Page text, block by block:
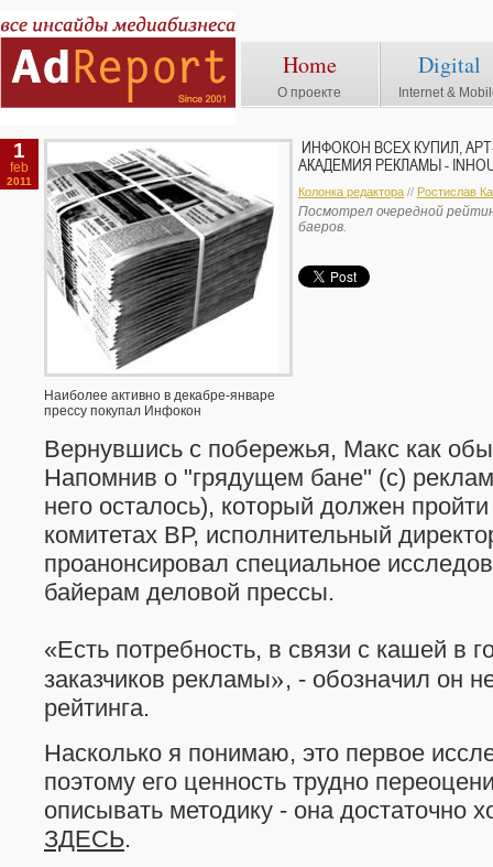
Home
О проекте
Digital
Internet &
1
feb
2011
Наиболее активно в декабре-январе
прессу покупал Инфокон
ИНФОКОН ВСЕХ КУПИЛ,
АКАДЕМИЯ РЕКЛАМЫ -
Колонка редактора // Ростислав
Посмотрел очередной
баеров.
Вернувшись с побережья, Макс как
Напомнив о "грядущем бане" (с)
него осталось), который должен
комитетах ВР, исполнительный
проанонсировал специальное
байерам деловой прессы.
«Есть потребность, в связи с кашей в
заказчиков рекламы», - обозначил он
рейтинга.
Насколько я понимаю, это первое
поэтому его ценность трудно
описывать методику - она достаточно
ЗДЕСЬ.